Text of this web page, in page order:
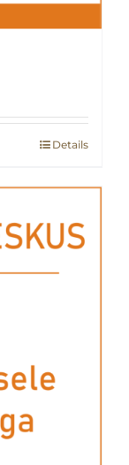
Details